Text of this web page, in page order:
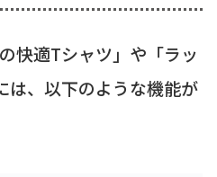
快適Tシャツ」や「ラッ
は、以下のような機能が